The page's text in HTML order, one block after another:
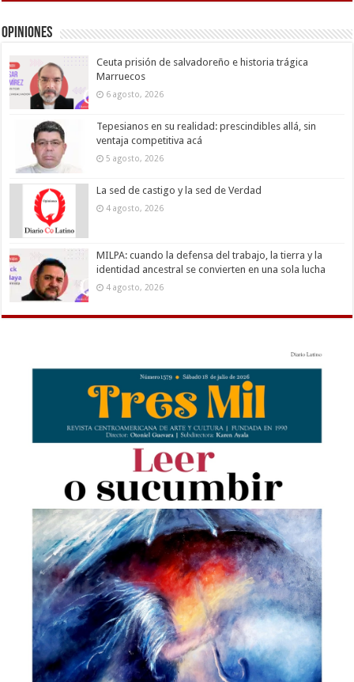
Opiniones
Ceuta prisión de salvadoreño e historia trágica
Marruecos
6 agosto, 2026
Tepesianos en su realidad: prescindibles allá, sin
ventaja competitiva acá
5 agosto, 2026
La sed de castigo y la sed de Verdad
4 agosto, 2026
MILPA: cuando la defensa del trabajo, la tierra y la
identidad ancestral se convierten en una sola lucha
4 agosto, 2026